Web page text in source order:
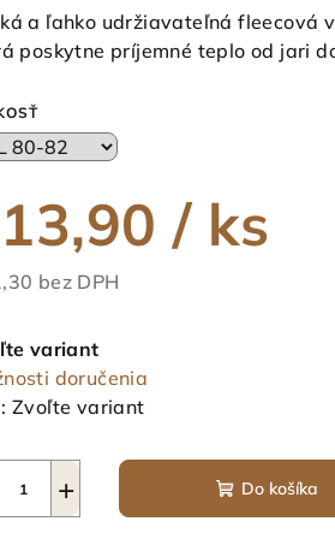
a ľahko udržiavateľná fleecová
poskytne príjemné teplo od jari
/ ks
bez DPH
variant
doručenia
Zvoľte variant
+ Do košíka